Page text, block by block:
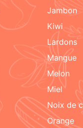
jambon
kiwi
lardons
mangue
melon
miel
noix de
orange